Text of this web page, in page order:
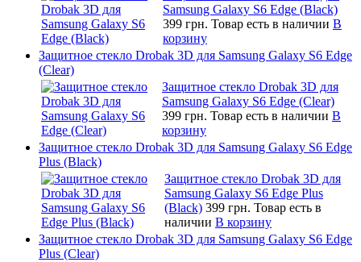
Samsung Galaxy S6 Edge (Black)
399 грн. Товар есть в наличии В
корзину
Защитное стекло Drobak 3D для Samsung Galaxy S6 Edge
(Clear)
Защитное стекло Drobak 3D для
Samsung Galaxy S6 Edge (Clear)
399 грн. Товар есть в наличии В
корзину
Защитное стекло Drobak 3D для Samsung Galaxy S6 Edge
Plus (Black)
Защитное стекло Drobak 3D для
Samsung Galaxy S6 Edge Plus
(Black) 399 грн. Товар есть в
наличии В корзину
Защитное стекло Drobak 3D для Samsung Galaxy S6 Edge
Plus (Clear)